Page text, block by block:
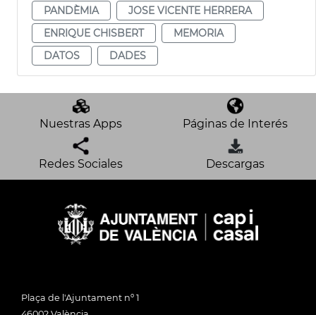
PANDÈMIA
JOSE VICENTE HERRERA
ENRIQUE CHISBERT
MEMORIA
DATOS
DADES
Nuestras Apps Páginas de Interés
Redes Sociales Descargas
Plaça de l'Ajuntament nº 1